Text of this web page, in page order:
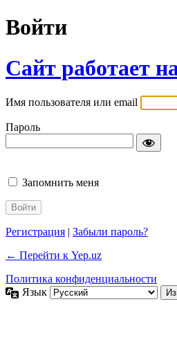
Войти
Сайт работает
Имя пользователя или email
Пароль
Запомнить меня
Регистрация | Забыли пароль?
← Перейти к Yep.uz
Политика конфиденциальности
Язык